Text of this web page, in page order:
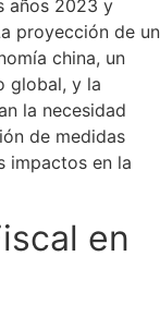
años 2023 y
proyección de un
china, un
global, y la
la necesidad
de medidas
impactos en la
en